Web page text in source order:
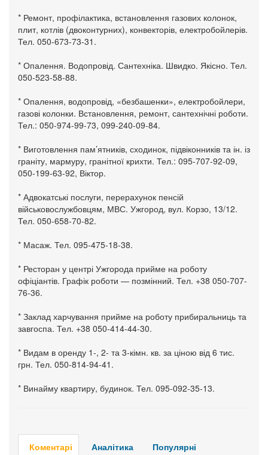
* Ремонт, профілактика, встановлення газових колонок,
плит, котлів (двоконтурних), конвекторів, електробойлерів.
Тел. 050-673-73-31.
* Опалення. Водопровід. Сантехніка. Швидко. Якісно. Тел.
050-523-58-88.
* Опалення, водопровід, «безбашенки», електробойлери,
газові колонки. Встановлення, ремонт, сантехнічні роботи.
Тел.: 050-974-99-73, 099-240-09-84.
* Виготовлення пам’ятників, сходинок, підвіконників та ін. із
граніту, мармуру, гранітної крихти. Тел.: 095-707-92-09,
050-199-63-92, Віктор.
* Адвокатські послуги, перерахунок пенсій
військовослужбовцям, МВС. Ужгород, вул. Корзо, 13/12.
Тел. 050-658-70-82.
* Масаж. Тел. 095-475-18-38.
* Ресторан у центрі Ужгорода прийме на роботу
офіціантів. Графік роботи — позмінний. Тел. +38 050-707-
76-36.
* Заклад харчування прийме на роботу прибиральниць та
завгоспа. Тел. +38 050-414-44-30.
* Видам в оренду 1-, 2- та 3-кімн. кв. за ціною від 6 тис.
грн. Тел. 050-814-94-41.
* Винайму квартиру, будинок. Тел. 095-092-35-13.
Коментарі Аналітика Популярні